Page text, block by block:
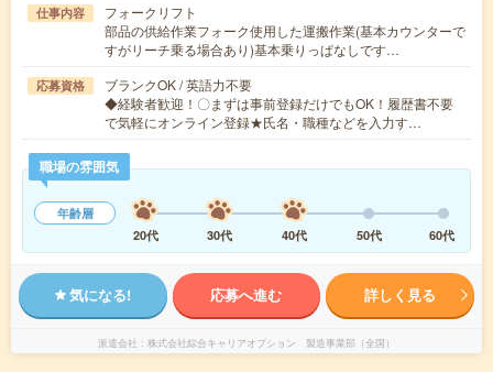
仕事内容
フォークリフト
部品の供給作業フォーク使用した運搬作業(基本カウンターで
すがリーチ乗る場合あり)基本乗りっぱなしです…
応募資格
ブランクOK / 英語力不要
◆経験者歓迎！〇まずは事前登録だけでもOK！履歴書不要
で気軽にオンライン登録★氏名・職種などを入力す…
職場の雰囲気
年齢層
20代
30代 40代 50代 60代
気になる! 応募へ進む 詳しく見る
派遣会社 株式会社綜合キャリアオプション 製造事業部（全国）